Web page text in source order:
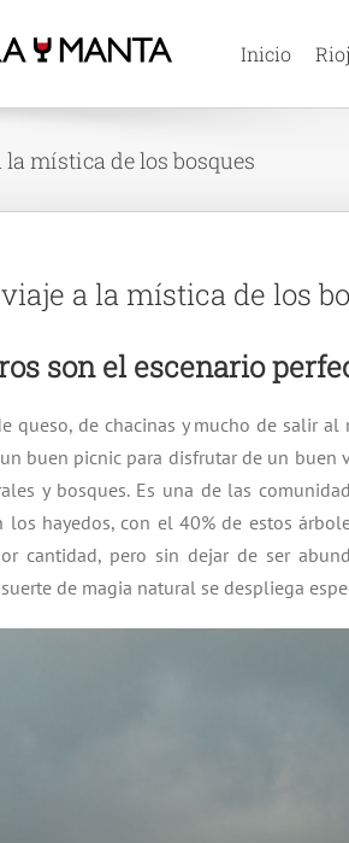
Inicio
mística de los bosques
a la mística de los
son el escenario
queso, de chacinas y mucho de salir
buen picnic para disfrutar de un buen
y bosques. Es una de las
hayedos, con el 40% de estos
cantidad, pero sin dejar de ser
de magia natural se despliega